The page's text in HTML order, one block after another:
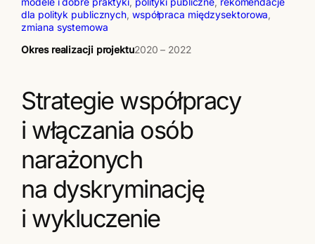
modele i dobre praktyki, polityki publiczne, rekomendacje
dla polityk publicznych, współpraca międzysektorowa
zmiana systemowa
Okres realizacji projektu2020 – 2022
Strategie współpracy
i włączania osób
narażonych
na dyskryminację
i wykluczenie